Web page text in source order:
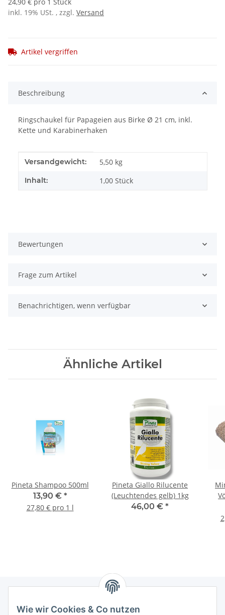
Wie wir Cookies & Co nutzen
inkl. 19% USt. , zzgl. Versand
Artikel vergriffen
Beschreibung
Ringschaukel für Papageien aus Birke Ø 21 cm, inkl.
Kette und Karabinerhaken
Produkteigenschaft
Wert
Versandgewicht: 5,50 kg
Inhalt: 1,00 Stück
Bewertungen
Frage zum Artikel
Benachrichtigen, wenn verfügbar
Ähnliche Artikel
Pineta Shampoo 500ml
13,90 € *
27,80 € pro 1 l
Pineta Giallo Rilucente
(Leuchtendes gelb) 1kg
46,00 € *